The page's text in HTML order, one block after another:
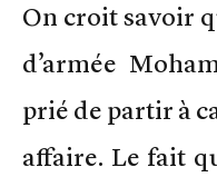
On croit savoir
d’armée
prié de partir à
affaire. Le fait